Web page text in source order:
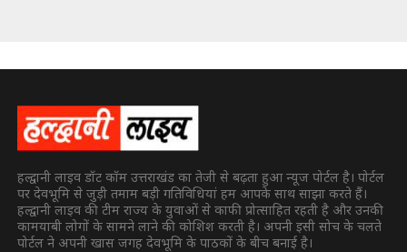
हल्द्वानी लाइव डॉट कॉम उत्तराखंड का तेजी से बढ़ता हुआ न्यूज पोर्टल है। पोर्टल
पर देवभूमि से जुड़ी तमाम बड़ी गतिविधियां हम आपके साथ साझा करते हैं।
हल्द्वानी लाइव की टीम राज्य के युवाओं से काफी प्रोत्साहित रहती है और उनकी
कामयाबी लोगों के सामने लाने की कोशिश करती है। अपनी इसी सोच के चलते
पोर्टल ने अपनी खास जगह देवभूमि के पाठकों के बीच बनाई है।